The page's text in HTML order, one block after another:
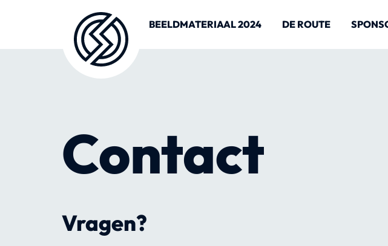
BEELDMATERIAAL 2024 DE ROUTE
Contact
Vragen?